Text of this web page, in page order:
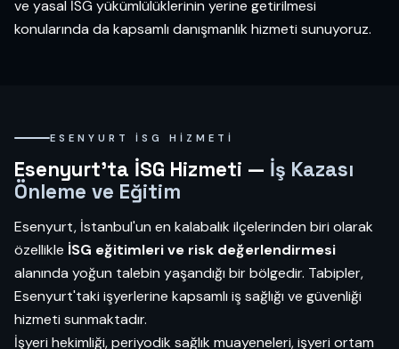
ve yasal İSG yükümlülüklerinin yerine getirilmesi
konularında da kapsamlı danışmanlık hizmeti sunuyoruz.
ESENYURT İSG HIZMETI
Esenyurt'ta İSG Hizmeti — İş Kazası
Önleme ve Eğitim
Esenyurt, İstanbul'un en kalabalık ilçelerinden biri olarak
özellikle İSG eğitimleri ve risk değerlendirmesi
alanında yoğun talebin yaşandığı bir bölgedir. Tabipler,
Esenyurt'taki işyerlerine kapsamlı iş sağlığı ve güvenliği
hizmeti sunmaktadır.
İşyeri hekimliği, periyodik sağlık muayeneleri, işyeri ortam